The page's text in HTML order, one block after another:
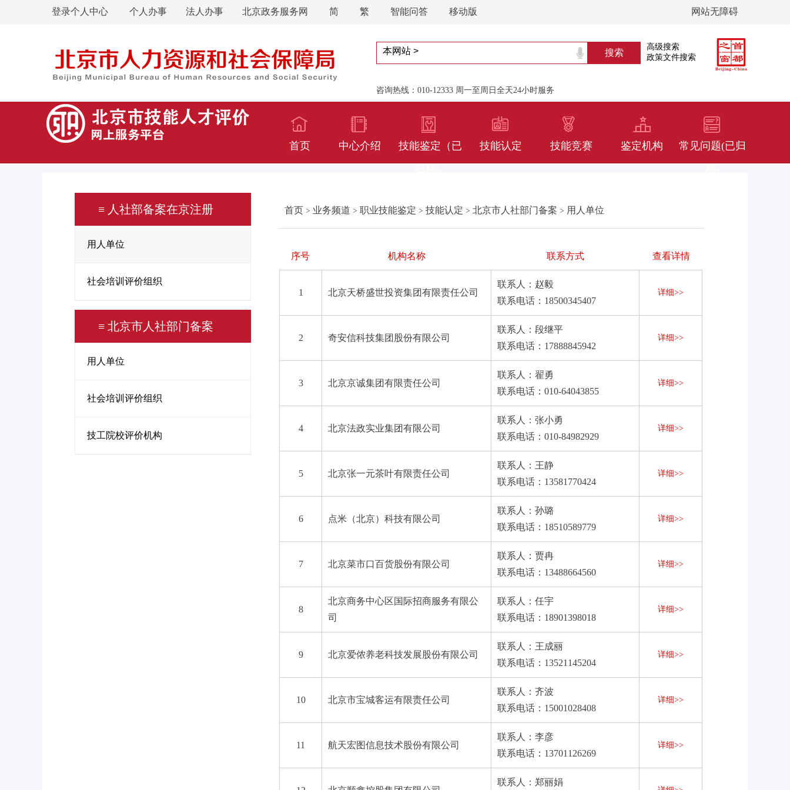
登录个人中心 个人办事 法人办事 北京政务服务网 简 繁 网站无障碍
智能问答 移动版
高级搜索
政策文件搜索
咨询热线：010-12333 周一至周日全天24小时服务
首页 中心介绍
技能鉴定（已
技能认定 技能竞赛 鉴定机构
常见问题(已归
≡ 人社部备案在京注册
用人单位
社会培训评价组织
≡ 北京市人社部门备案
用人单位
社会培训评价组织
技工院校评价机构
首页 > 业务频道 > 职业技能鉴定 > 技能认定 > 北京市人社部门备案 > 用人单位
序号 机构名称 联系方式 查看详情
1 北京天桥盛世投资集团有限责任公司
联系人：赵毅
联系电话：18500345407
详细>>
2 奇安信科技集团股份有限公司
联系人：段继平
联系电话：17888845942
详细>>
3 北京京诚集团有限责任公司
联系人：翟勇
联系电话：010-64043855
详细>>
4 北京法政实业集团有限公司
联系人：张小勇
联系电话：010-84982929
详细>>
5 北京张一元茶叶有限责任公司
联系人：王静
联系电话：13581770424
详细>>
6 点米（北京）科技有限公司
联系人：孙璐
联系电话：18510589779
详细>>
7 北京菜市口百货股份有限公司
联系人：贾冉
联系电话：13488664560
详细>>
8
北京商务中心区国际招商服务有限公
司
联系人：任宇
联系电话：18901398018
详细>>
9 北京爱侬养老科技发展股份有限公司
联系人：王成丽
联系电话：13521145204
详细>>
10 北京市宝城客运有限责任公司
联系人：齐波
联系电话：15001028408
详细>>
11 航天宏图信息技术股份有限公司
联系人：李彦
联系电话：13701126269
详细>>
联系人：郑丽娟